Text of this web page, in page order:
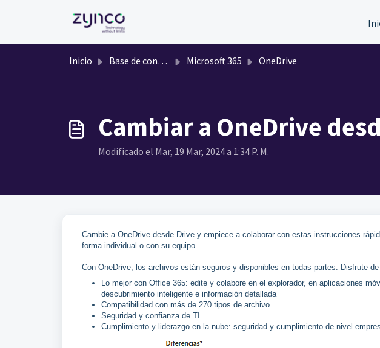
Inicio Base de conocimientos Microsoft 365 OneDrive
Cambiar a OneDrive
Modificado el Mar, 19 Mar, 2024 a 1:34 P. M.
Cambie a OneDrive desde Drive y empiece a colaborar con estas instrucciones
forma individual o con su equipo.
Con OneDrive, los archivos están seguros y disponibles en todas partes. Disfrute
Lo mejor con Office 365: edite y colabore en el explorador, en aplicaciones
descubrimiento inteligente e información detallada
Compatibilidad con más de 270 tipos de archivo
Seguridad y confianza de TI
Cumplimiento y liderazgo en la nube: seguridad y cumplimiento de nivel